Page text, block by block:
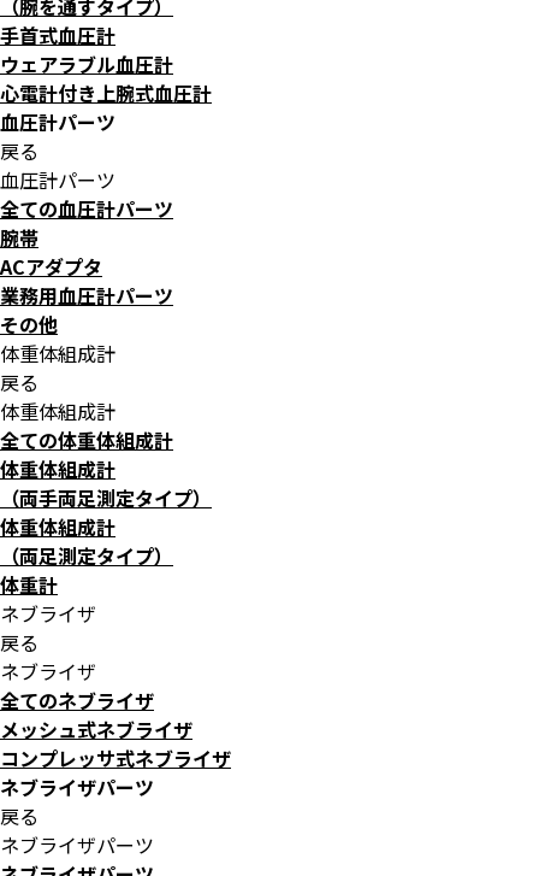
（腕を通すタイプ）
手首式血圧計
ウェアラブル血圧計
心電計付き上腕式血圧計
血圧計パーツ
戻る
血圧計パーツ
全ての血圧計パーツ
腕帯
ACアダプタ
業務用血圧計パーツ
その他
体重体組成計
戻る
体重体組成計
全ての体重体組成計
体重体組成計
（両手両足測定タイプ）
体重体組成計
（両足測定タイプ）
体重計
ネブライザ
戻る
ネブライザ
全てのネブライザ
メッシュ式ネブライザ
コンプレッサ式ネブライザ
ネブライザパーツ
戻る
ネブライザパーツ